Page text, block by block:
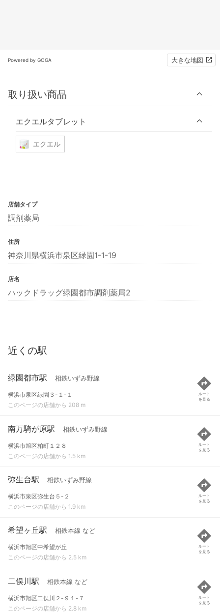
Powered by GOGA 大きな地図
取り扱い商品
エクエルタブレット
エクエル
店舗タイプ
調剤薬局
住所
神奈川県横浜市泉区緑園1-1-19
店名
ハックドラッグ緑園都市調剤薬局2
近くの駅
緑園都市駅 相鉄いずみ野線
横浜市泉区緑園３-１-１
このページの店舗から 208 m
ルート
を見る
南万騎が原駅 相鉄いずみ野線
横浜市旭区柏町１２８
このページの店舗から 1.5 km
ルート
を見る
弥生台駅 相鉄いずみ野線
横浜市泉区弥生台５-２
このページの店舗から 1.9 km
ルート
を見る
希望ヶ丘駅 相鉄本線 など
横浜市旭区中希望が丘
このページの店舗から 2.5 km
ルート
を見る
二俣川駅 相鉄本線 など
横浜市旭区二俣川２-９１-７
このページの店舗から 2.8 km
ルート
を見る